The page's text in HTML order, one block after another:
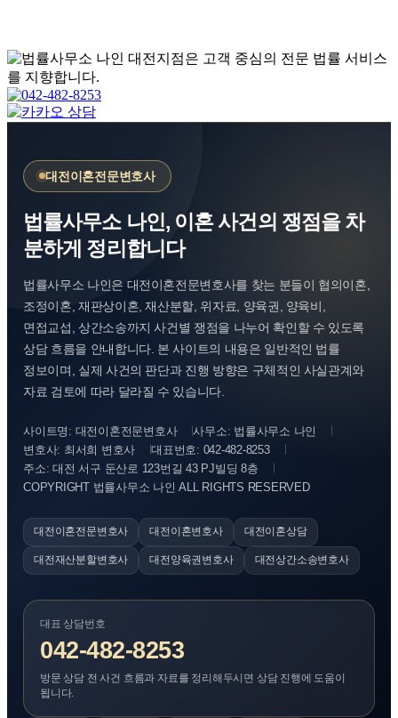
대전이혼전문변호사
법률사무소 나인, 이혼 사건의 쟁점을 차
분하게 정리합니다
법률사무소 나인은 대전이혼전문변호사를 찾는 분들이 협의이혼,
조정이혼, 재판상이혼, 재산분할, 위자료, 양육권, 양육비,
면접교섭, 상간소송까지 사건별 쟁점을 나누어 확인할 수 있도록
상담 흐름을 안내합니다. 본 사이트의 내용은 일반적인 법률
정보이며, 실제 사건의 판단과 진행 방향은 구체적인 사실관계와
자료 검토에 따라 달라질 수 있습니다.
사이트명: 대전이혼전문변호사
사무소: 법률사무소 나인
변호사: 최서희 변호사
대표번호: 042-482-8253
주소: 대전 서구 둔산로 123번길 43 PJ빌딩 8층
COPYRIGHT 법률사무소 나인 ALL RIGHTS RESERVED
대전이혼전문변호사 대전이혼변호사 대전이혼상담
대전재산분할변호사 대전양육권변호사 대전상간소송변호사
대표 상담번호
042-482-8253
방문 상담 전 사건 흐름과 자료를 정리해두시면 상담 진행에 도움이
됩니다.